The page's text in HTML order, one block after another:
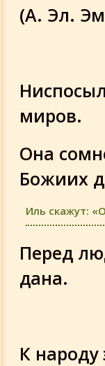
(А. Эл.
миров.
Она
Божиих
Иль скажут:
Перед
дана.
К
Суры 40-47
Суры 49-52
Суры 53-56
Суры 57-58
Суры 59-60
Суры 61-63
Суры 66-67